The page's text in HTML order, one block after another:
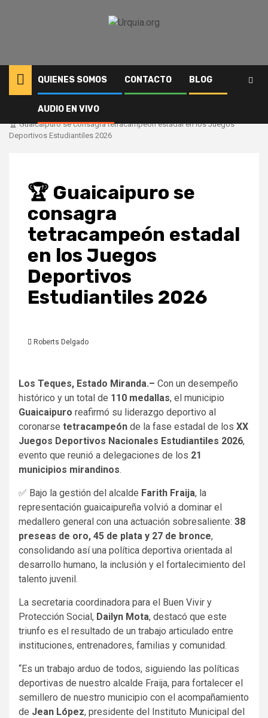
QUIENES SOMOS CONTACTO BLOG
AUDIO EN VIVO
Deportes
🏆​ Guaicaipuro se consagra tetracampeón estadal en los Juegos
Deportivos Estudiantiles 2026
🏆​ Guaicaipuro se
consagra
tetracampeón estadal
en los Juegos
Deportivos
Estudiantiles 2026
Roberts Delgado
Los Teques, Estado Miranda.– Con un desempeño
histórico y un total de 110 medallas, el municipio
Guaicaipuro reafirmó su liderazgo deportivo al
coronarse tetracampeón de la fase estadal de los XX
Juegos Deportivos Nacionales Estudiantiles 2026,
evento que reunió a delegaciones de los 21
municipios mirandinos.
✅​ Bajo la gestión del alcalde Farith Fraija, la
representación guaicaipureña volvió a dominar el
medallero general con una actuación sobresaliente: 38
preseas de oro, 45 de plata y 27 de bronce,
consolidando así una política deportiva orientada al
desarrollo humano, la inclusión y el fortalecimiento del
talento juvenil.
La secretaria coordinadora para el Buen Vivir y
Protección Social, Dailyn Mota, destacó que este
triunfo es el resultado de un trabajo articulado entre
instituciones, entrenadores, familias y comunidad.
“Es un trabajo arduo de todos, siguiendo las políticas
deportivas de nuestro alcalde Fraija, para fortalecer el
semillero de nuestro municipio con el acompañamiento
de Jean López, presidente del Instituto Municipal del